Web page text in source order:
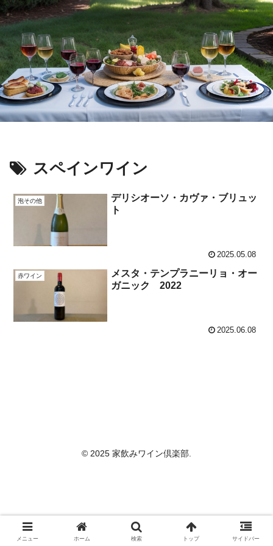
スペインワイン
泡その他
デリシオーソ・カヴァ・ブリュッ
ト
2025.05.08
赤ワイン
メスタ・テンプラニーリョ・オー
ガニック 2022
2025.06.08
© 2025 家飲みワイン倶楽部.
メニュー ホーム 検索 トップ サイドバー